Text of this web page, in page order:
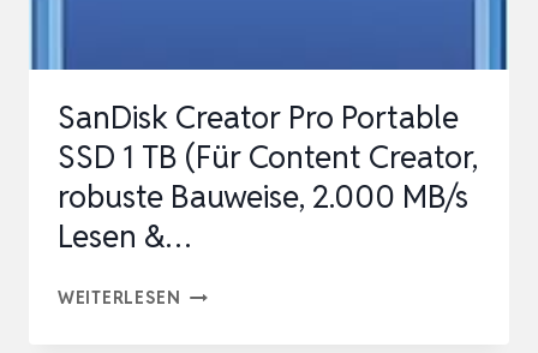
2000MB/S
LESEBESTÄNDIG
STAUBGE…
SanDisk Creator Pro Portable
SSD 1 TB (Für Content Creator,
robuste Bauweise, 2.000 MB/s
Lesen &…
WEITERLESEN SANDISK